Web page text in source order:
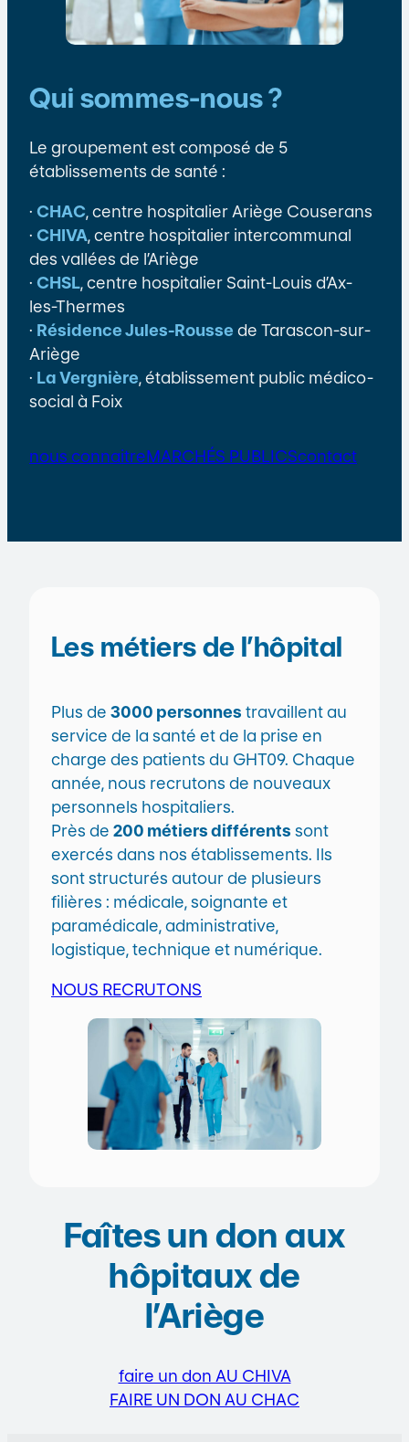
Qui sommes-nous ?
Le groupement est composé de 5
établissements de santé :
· CHAC, centre hospitalier Ariège Couserans
· CHIVA, centre hospitalier intercommunal
des vallées de l’Ariège
· CHSL, centre hospitalier Saint-Louis d’Ax-
les-Thermes
· Résidence Jules-Rousse de Tarascon-sur-
Ariège
· La Vergnière, établissement public médico-
social à Foix
nous connaitreMARCHÉS PUBLICScontact
Les métiers de l’hôpital
Plus de 3000 personnes travaillent au
service de la santé et de la prise en
charge des patients du GHT09. Chaque
année, nous recrutons de nouveaux
personnels hospitaliers.
Près de 200 métiers différents sont
exercés dans nos établissements. Ils
sont structurés autour de plusieurs
filières : médicale, soignante et
paramédicale, administrative,
logistique, technique et numérique.
NOUS RECRUTONS
Faîtes un don aux
hôpitaux de
l’Ariège
faire un don AU CHIVA
FAIRE UN DON AU CHAC